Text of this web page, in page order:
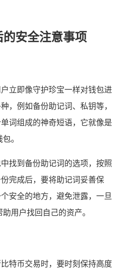
安全注意事项
立即像守护珍宝一样对钱包进
，例如备份助记词、私钥等，
词组成的神奇短语，它就像是
包。
找到备份助记词的选项，按照
完成后，要将助记词妥善保
安全的地方，避免泄露，一旦
用户找回自己的资产。
特币交易时，要时刻保持高度